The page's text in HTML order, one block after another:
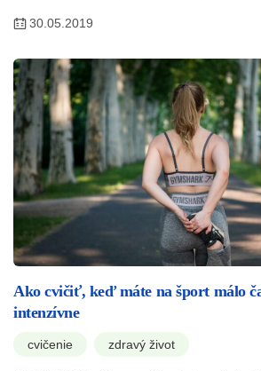
30.05.2019
Ako cvičiť, keď máte na šport málo
intenzívne
cvičenie zdravý život